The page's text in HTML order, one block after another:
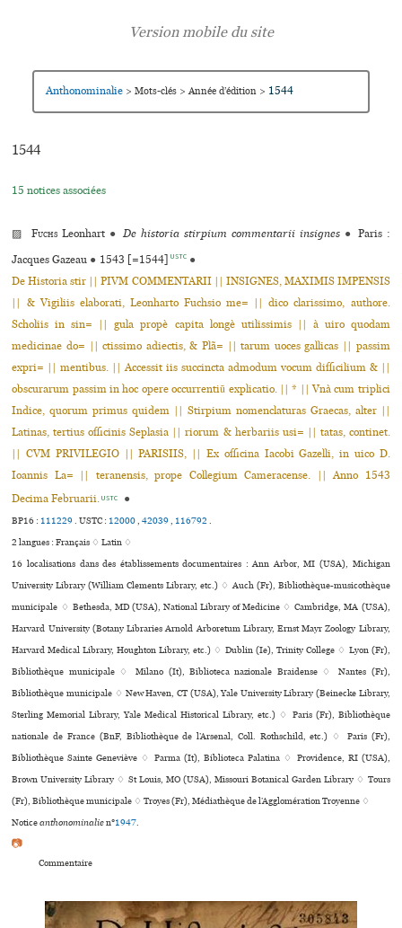
Anthonominalie > Mots-clés > Année d’édition > 1544
1544
15 notices associées
▨Fuchs Leonhart ● De historia stirpium commentarii insignes ● Paris :
Jacques Gazeau ● 1543 [=1544] USTC ●
De Historia stir || PIVM COMMENTARII || INSIGNES, MAXIMIS IMPENSIS
|| & Vigiliis elaborati, Leonharto Fuchsio me= || dico clarissimo, authore.
Scholiis in sin= || gula propè capita longè utilissimis || à uiro quodam
medicinae do= || ctissimo adiectis, & Plã= || tarum uoces gallicas || passim
expri= || mentibus. || Accessit iis succincta admodum vocum difficilium & ||
obscurarum passim in hoc opere occurrentiũ explicatio. || * || Vnà cum triplici
Indice, quorum primus quidem || Stirpium nomenclaturas Graecas, alter ||
Latinas, tertius officinis Seplasia || riorum & herbariis usi= || tatas, continet.
|| CVM PRIVILEGIO || PARISIIS, || Ex officina Iacobi Gazelli, in uico D.
Ioannis La= || teranensis, prope Collegium Cameracense. || Anno 1543
Decima Februarii. USTC ●
BP16 : 111229.USTC : 12000,42039, 116792.
2 langues :Français ♢Latin ♢
16 localisations dans des établissements documentaires : Ann Arbor, MI (USA), Michigan
University Library (William Clements Library, etc.) ♢ Auch (Fr), Bibliothèque-musi­co­thè­que
muni­ci­pale ♢ Bethesda, MD (USA), National Library of Medicine ♢ Cambridge, MA (USA),
Harvard University (Botany Libraries Arnold Arboretum Library, Ernst Mayr Zoology Library,
Harvard Medical Library, Houghton Library, etc.) ♢ Dublin (Ie), Trinity College ♢ Lyon (Fr),
Bibliothèque muni­ci­pale ♢ Milano (It), Biblioteca nazio­nale Braidense ♢ Nantes (Fr),
Bibliothèque muni­ci­pale ♢ New Haven, CT (USA), Yale University Library (Beinecke Library,
Sterling Memorial Library, Yale Medical Historical Library, etc.) ♢ Paris (Fr), Bibliothèque
nationale de France (BnF, Bibliothèque de l’Arsenal, Coll. Rothschild, etc.) ♢ Paris (Fr),
Bibliothèque Sainte Geneviève ♢ Parma (It), Biblioteca Palatina ♢ Providence, RI (USA),
Brown University Library ♢ St Louis, MO (USA), Missouri Botanical Garden Library ♢ Tours
(Fr), Bibliothèque muni­ci­pale ♢ Troyes (Fr), Médiathèque de l’Agglomération Troyenne ♢
Noticeanthonominalien°1947.
📷
Commentaire